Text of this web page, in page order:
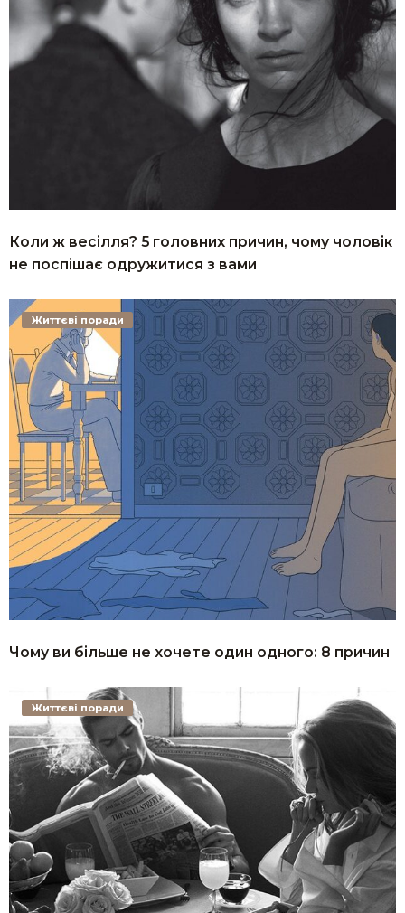
Коли ж весілля? 5 головних причин, чому чоловік
не поспішає одружитися з вами
Чому ви більше не хочете один одного: 8 причин
Життєві поради
Життєві поради